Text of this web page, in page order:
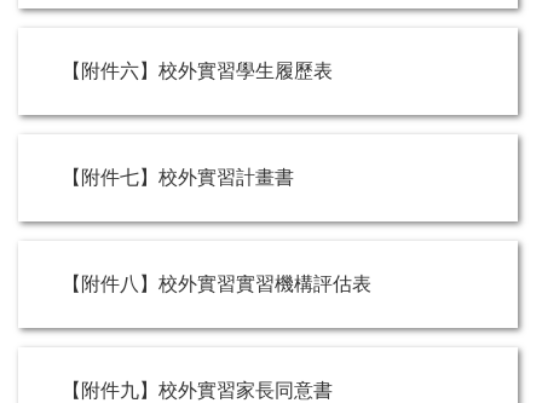
【附件六】校外實習學生履歷表
【附件七】校外實習計畫書
【附件八】校外實習實習機構評估表
【附件九】校外實習家長同意書